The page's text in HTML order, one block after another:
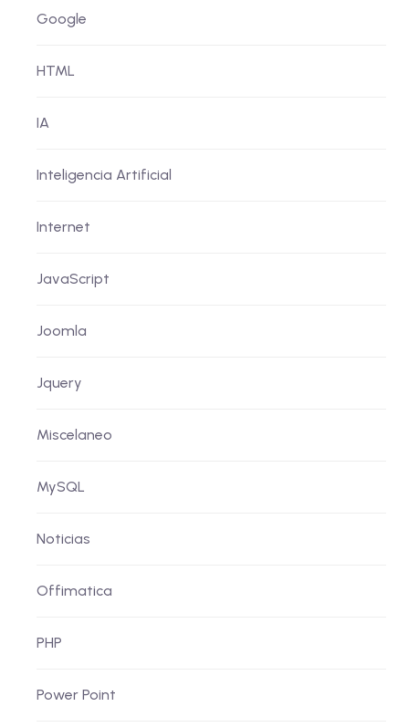
Google
HTML
IA
Inteligencia Artificial
Internet
JavaScript
Joomla
Jquery
Miscelaneo
MySQL
Noticias
Offimatica
PHP
Power Point